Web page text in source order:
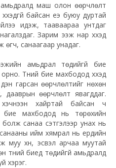
амьдралд маш олон өөрчлөлт
байсан үеэ буюу дуртай
идэж, тааваараа унтдаг
Зарим ээж нар хүүхэд
өгч, санаагаар унадаг.
амьдрал төдийгүй бие
Түүний бие махбодод хүүхэд
гарсан өөрчлөлтийг нөхөн
дааврын өөрчлөлт явагддаг.
хэчнээн хайртай байсан ч
махбодод нь төрөхийн
санаа сэтгэлээр унах нь
ийм хямрал нь ердийн
муу хүн, эсвэл арчаа муутай
түүний биед төдийгүй амьдралд
хэрэг.